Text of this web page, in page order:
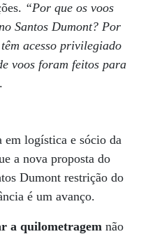
“Por que os voos
Santos Dumont? Por
acesso privilegiado
voos foram feitos para
em logística e sócio da
a nova proposta do
Dumont restrição do
é um avanço.
a quilometragem não